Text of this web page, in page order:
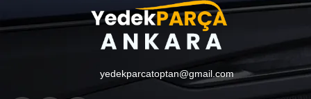
yedekparcatoptan@gmail.com